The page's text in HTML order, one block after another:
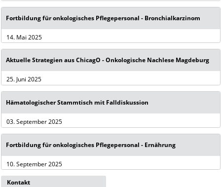
Fortbildung für onkologisches Pflegepersonal - Bronchialkarzinom
14. Mai 2025
Aktuelle Strategien aus ChicagO - Onkologische Nachlese Magdeburg
25. Juni 2025
Hämatologischer Stammtisch mit Falldiskussion
03. September 2025
Fortbildung für onkologisches Pflegepersonal - Ernährung
10. September 2025
Kontakt